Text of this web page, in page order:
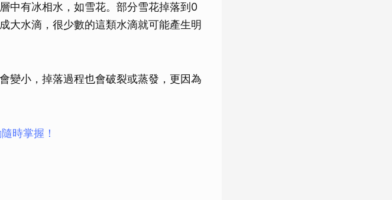
中有冰相水，如雪花。部分雪花掉落到0
大水滴，很少數的這類水滴就可能產生明
變小，掉落過程也會破裂或蒸發，更因為
時掌握！